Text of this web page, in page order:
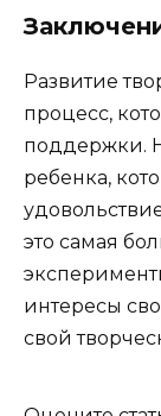
Развитие
процесс,
поддержки.
ребенка,
это самая
интересы
свой